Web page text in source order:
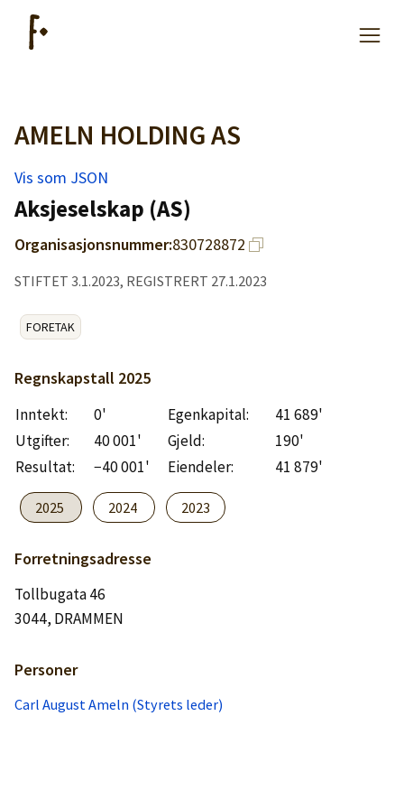
Artikler
Hjelp
Kjøpe lister
Priser
Logg inn
Lag konto
AMELN HOLDING AS
Vis som JSON
Aksjeselskap (AS)
Organisasjonsnummer:830728872
STIFTET 3.1.2023, REGISTRERT 27.1.2023
FORETAK
Regnskapstall 2025
Inntekt: 0' Egenkapital:
41 689'
Utgifter:
40 001' Gjeld:
190'
Resultat:
−40 001' Eiendeler: 41 879'
2025 2024 2023
Forretningsadresse
Tollbugata 46
3044, DRAMMEN
Personer
Carl August Ameln (Styrets leder)